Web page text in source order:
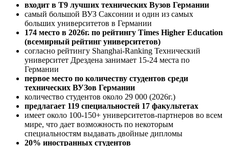
входит в Т9 лучших технических Вузов Германии
самый большой ВУЗ Саксонии и один из самых
больших университетов в Германии
174 место в 2026г. по рейтингу Times Higher Education
(всемирный рейтинг университетов)
согласно рейтингу Shanghai-Ranking Технический
университет Дрездена занимает 15-24 места по
Германии
первое место по количеству студентов среди
технических ВУЗов Германии
количество студентов около 29 000 (2026г.)
предлагает 119 специальностей 17 факультетах
имеет около 100-150+ университетов-партнеров во всем
мире, что дает возможность по некоторым
специальностям выдавать двойные дипломы
20% иностранных студентов